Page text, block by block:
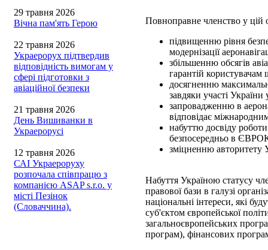
29 травня 2026
Вічна пам'ять Герою
22 травня 2026
Украерорух підтвердив
відповідність вимогам у
сфері підготовки з
авіаційної безпеки
21 травня 2026
День Вишиванки в
Украерорусі
12 травня 2026
САІ Украероруху
розпочала співпрацю з
компанією ASAP s.r.o. у
місті Пезінок
(Словаччина).
Повноправне членство у цій
підвищенню рівня
модернізації
збільшенню обсягів
гарантій
досягненню
завдяки участі
запровадженню в
відповідає
набуттю досвіду
безпосередньо в
зміцненню авторитету
Набуття Україною статусу
правової бази в галузі
національні інтереси, які
суб'єктом європейської
загальноєвропейських
програм), фінансових